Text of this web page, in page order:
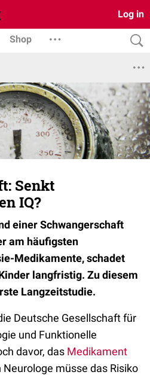
Log in
Shop
Senkt
IQ?
einer Schwangerschaft
am häufigsten
Medikamente, schadet
langfristig. Zu diesem
Langzeitstudie.
Deutsche Gesellschaft für
und Funktionelle
davor, das Medikament
müsse das Risiko